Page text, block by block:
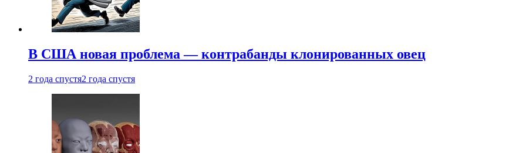
В США новая проблема — контрабанды клонированных овец
2 года спустя2 года спустя